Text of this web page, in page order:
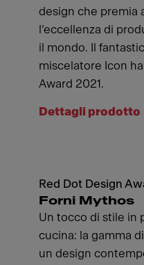
design che premia
l’eccellenza di
il mondo. Il
miscelatore Icon
Award 2021.
Dettagli prodotto
Red Dot Design
Forni Mythos
Un tocco di stile in
cucina: la gamma
un design